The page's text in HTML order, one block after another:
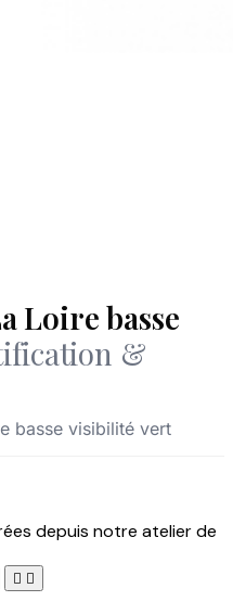
Loire basse
&
basse visibilité vert
depuis notre atelier de
 